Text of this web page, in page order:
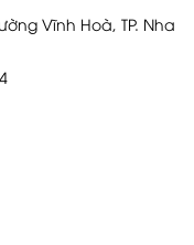
Vĩnh Hoà, TP. Nha